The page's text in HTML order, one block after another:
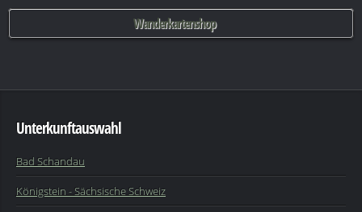
Wanderkartenshop
Unterkunftauswahl
Bad Schandau
Königstein - Sächsische Schweiz